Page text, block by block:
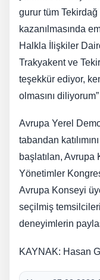
gurur tüm Tekirdağ
kazanılmasında
Halkla İlişkiler
Trakyakent ve
teşekkür ediyor,
olmasını
Avrupa Yerel
tabandan
başlatılan, Avrupa
Yönetimler
Avrupa Konseyi
seçilmiş
deneyimlerin
KAYNAK: Hasan